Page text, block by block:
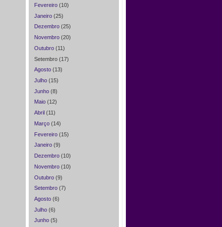
Fevereiro (10)
Janeiro (25)
Dezembro (25)
Novembro (20)
Outubro (11)
Setembro (17)
Agosto (13)
Julho (15)
Junho (8)
Maio (12)
Abril (11)
Março (14)
Fevereiro (15)
Janeiro (9)
Dezembro (10)
Novembro (10)
Outubro (9)
Setembro (7)
Agosto (6)
Julho (6)
Junho (5)